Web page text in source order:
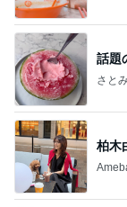
話題
さと
柏木